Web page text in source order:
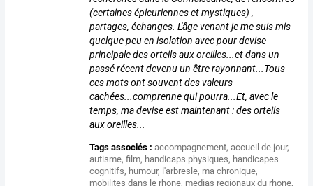
(certaines épicuriennes et mystiques) ,
partages, échanges. L'âge venant je me suis mis
quelque peu en isolation avec pour devise
principale des orteils aux oreilles...et dans un
passé récent devenu un être rayonnant...Tous
ces mots ont souvent des valeurs
cachées...comprenne qui pourra...Et, avec le
temps, ma devise est maintenant : des orteils
aux oreilles...
Tags associés : accompagnement,accueil de jour,
autisme,film, handicaps physiques, handicapes
cognitifs, humour, l'arbresle, ma chronique,
mobilites dans le rhone, medias regionaux du rhone,